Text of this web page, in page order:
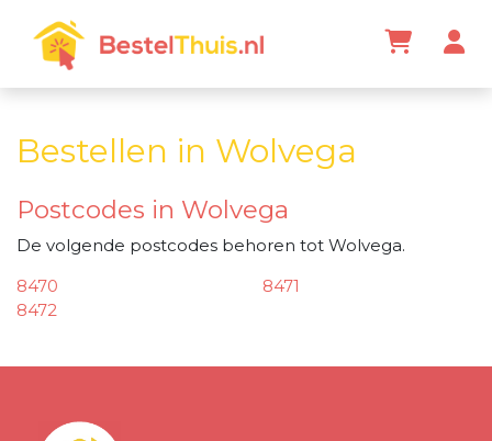
Bestellen in Wolvega
Postcodes in Wolvega
De volgende postcodes behoren tot Wolvega.
8470
8471
8472